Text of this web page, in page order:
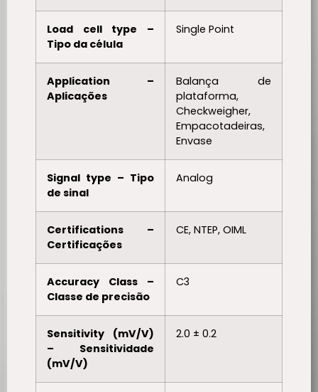
Load cell type –
Tipo da célula
Single Point
Application –
Aplicações
Balança de
plataforma,
Checkweigher,
Empacotadeiras,
Envase
Signal type – Tipo
de sinal
Analog
Certifications –
Certificações
CE, NTEP, OIML
Accuracy Class –
Classe de precisão
C3
Sensitivity (mV/V)
– Sensitividade
(mV/V)
2.0 ± 0.2